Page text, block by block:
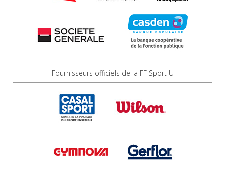
Fournisseurs officiels de la FF Sport U